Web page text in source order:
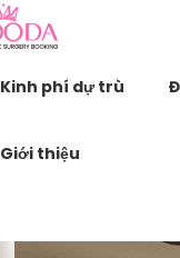
Kinh phí dự trù
Giới thiệu